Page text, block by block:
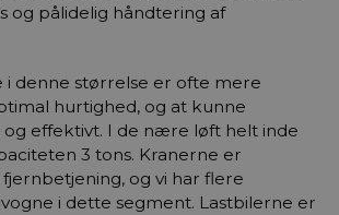
og pålidelig håndtering af
i denne størrelse er ofte mere
hurtighed, og at kunne
og effektivt. I de nære løft helt inde
3 tons. Kranerne er
og vi har flere
i dette segment. Lastbilerne er